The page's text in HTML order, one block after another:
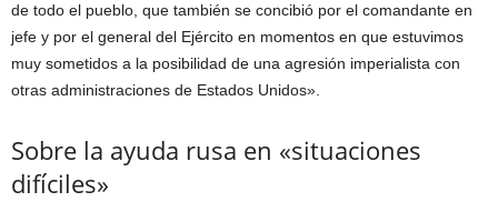
de todo el pueblo, que también se concibió por el comandante en
jefe y por el general del Ejército en momentos en que estuvimos
muy sometidos a la posibilidad de una agresión imperialista con
otras administraciones de Estados Unidos».
Sobre la ayuda rusa en «situaciones
difíciles»